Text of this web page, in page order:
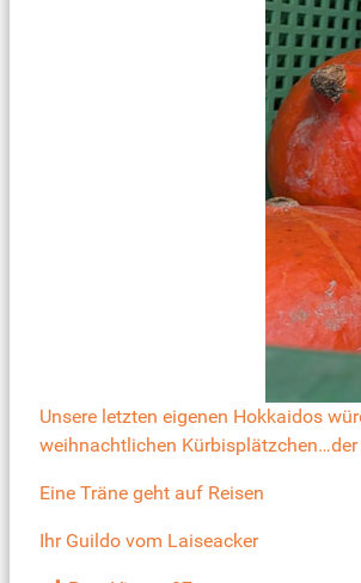
Unsere letzten eigenen Hokkaidos
weihnachtlichen
Eine Träne geht auf Reisen
Ihr Guildo vom Laiseacker